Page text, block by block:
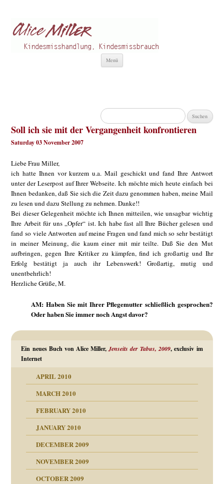
Menü
Suchen
nach:
Soll ich sie mit der Vergangenheit konfrontieren
Saturday 03 November 2007
Liebe Frau Miller,
ich hatte Ihnen vor kurzem u.a. Mail geschickt und fand Ihre Antwort
unter der Leserpost auf Ihrer Webseite. Ich möchte mich heute einfach bei
Ihnen bedanken, daß Sie sich die Zeit dazu genommen haben, meine Mail
zu lesen und dazu Stellung zu nehmen. Danke!!
Bei dieser Gelegenheit möchte ich Ihnen mitteilen, wie unsagbar wichtig
Ihre Arbeit für uns „Opfer“ ist. Ich habe fast all Ihre Bücher gelesen und
fand so viele Antworten auf meine Fragen und fand mich so sehr bestätigt
in meiner Meinung, die kaum einer mit mir teilte. Daß Sie den Mut
aufbringen, gegen Ihre Kritiker zu kämpfen, find ich großartig und Ihr
Erfolg bestätigt ja auch ihr Lebenswerk! Großartig, mutig und
unentbehrlich!
Herzliche Grüße, M.
AM: Haben Sie mit Ihrer Pflegemutter schließlich gesprochen?
Oder haben Sie immer noch Angst davor?
Ein neues Buch von Alice Miller,Jenseits der Tabus, 2009, exclusiv im
Internet
APRIL 2010
MARCH 2010
FEBRUARY 2010
JANUARY 2010
DECEMBER 2009
NOVEMBER 2009
OCTOBER 2009